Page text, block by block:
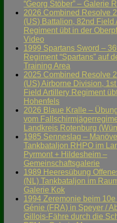
“Georg Stöber” – Galerie
2026 Combined Resolve
(US) Battalion, 82nd Field
Regiment übt in der
Video
1999 Spartans Sword –
Regiment “Spartans” auf
Training Area
2025 Combined Resolve
(US) Airborne Division,
Field Artillery Regiment
Hohenfels
2026 Blaue Kralle –
vom
Landkreis Rotenburg
1985 Senneslag –
Tankbataljon RHPO im
Pyrmont + Hildesheim –
Gemeinschaftsgalerie
1989 Heeresübung
(NL) Tankbataljon im
Galerie Kok
1994 Zeremonie beim
Génie (FRA) in Speyer /
Gillois-Fähre durch die